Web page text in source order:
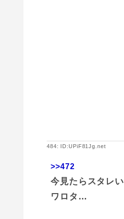
484: ID:UPiF81Jg.net
>>472
今見たらスタレ
ワロタ…